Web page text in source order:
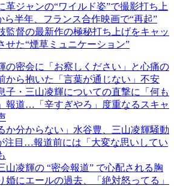
革ジャンの“ワイルド姿”で撮影打ち上
半年、フランス合作映画で“再起”
監督の最新作の極秘打ち上げをキャッ
せた“煙草ミュニケーション”
の密会に「お察しください」と心痛の
ら抱いた「言葉が通じない」不安
子・三山凌輝についての直撃に「何も
報道…「辛すぎやろ」度重なるスキャ
か分からない」水谷豊、三山凌輝騒動
注目…報道前には「大変な思いしてい
山凌輝の “密会報道” で心配される胸
にエールの過去、「絶対怒ってる」